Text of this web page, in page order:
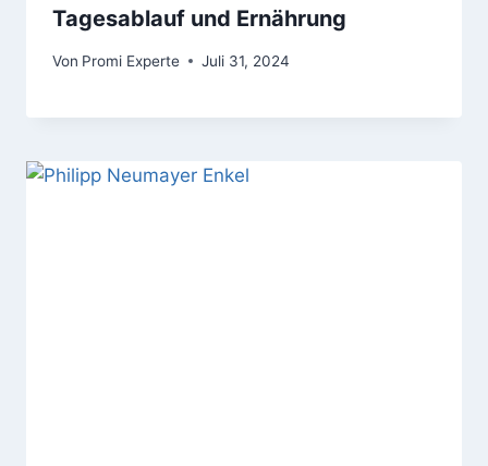
Tagesablauf und Ernährung
Von Promi Experte Juli 31, 2024